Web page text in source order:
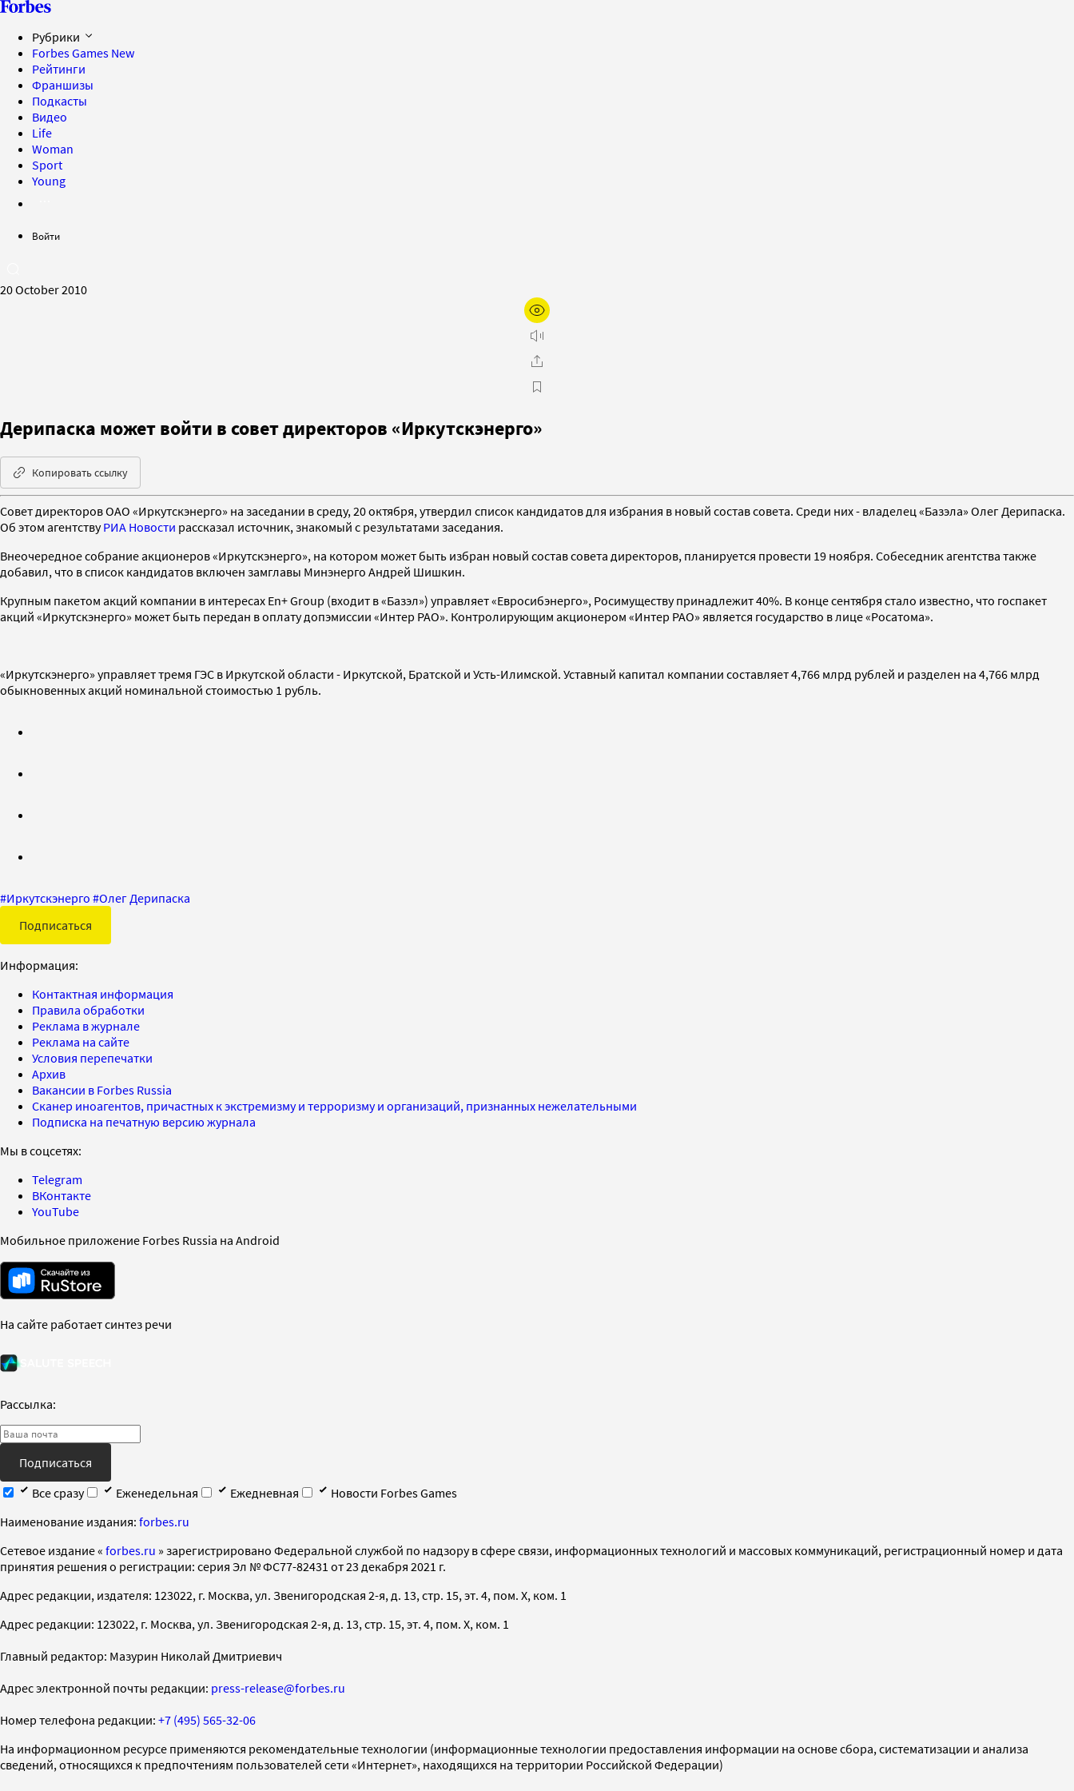
Рубрики
Forbes Games New
Рейтинги
Франшизы
Подкасты
Видео
Life
Woman
Sport
Young
Войти
20 October 2010
Дерипаска может войти в совет директоров «Иркутскэнерго»
Копировать ссылку
Совет директоров ОАО «Иркутскэнерго» на заседании в среду, 20 октября, утвердил список кандидатов для избрания в новый состав совета. Среди них - владелец «Базэла» Олег Дерипаска.
Об этом агентствуРИА Новости рассказал источник, знакомый с результатами заседания.
Внеочередное собрание акционеров «Иркутскэнерго», на котором может быть избран новый состав совета директоров, планируется провести 19 ноября. Собеседник агентства также
добавил, что в список кандидатов включен замглавы Минэнерго Андрей Шишкин.
Крупным пакетом акций компании в интересах En+ Group (входит в «Базэл») управляет «Евросибэнерго», Росимуществу принадлежит 40%. В конце сентября стало известно, что госпакет
акций «Иркутскэнерго» может быть передан в оплату допэмиссии «Интер РАО». Контролирующим акционером «Интер РАО» является государство в лице «Росатома».
«Иркутскэнерго» управляет тремя ГЭС в Иркутской области - Иркутской, Братской и Усть-Илимской. Уставный капитал компании составляет 4,766 млрд рублей и разделен на 4,766 млрд
обыкновенных акций номинальной стоимостью 1 рубль.
#Иркутскэнерго #Олег Дерипаска
Подписаться
Информация:
Контактная информация
Правила обработки
Реклама в журнале
Реклама на сайте
Условия перепечатки
Архив
Вакансии в Forbes Russia
Сканер иноагентов, причастных к экстремизму и терроризму и организаций, признанных нежелательными
Подписка на печатную версию журнала
Мы в соцсетях:
Telegram
ВКонтакте
YouTube
Мобильное приложение Forbes Russia на Android
На сайте работает синтез речи
Рассылка:
Подписаться
Все сразу
Еженедельная Ежедневная
Новости Forbes Games
Наименование издания: forbes.ru
Cетевое издание « forbes.ru » зарегистрировано Федеральной службой по надзору в сфере связи, информационных технологий и массовых коммуникаций, регистрационный номер и дата
принятия решения о регистрации: серия Эл № ФС77-82431 от 23 декабря 2021 г.
Адрес редакции, издателя: 123022, г. Москва, ул. Звенигородская 2-я, д. 13, стр. 15, эт. 4, пом. X, ком. 1
Адрес редакции: 123022, г. Москва, ул. Звенигородская 2-я, д. 13, стр. 15, эт. 4, пом. X, ком. 1
Главный редактор: Мазурин Николай Дмитриевич
Адрес электронной почты редакции: press-release@forbes.ru
Номер телефона редакции: +7 (495) 565-32-06
На информационном ресурсе применяются рекомендательные технологии (информационные технологии предоставления информации на основе сбора, систематизации и анализа
сведений, относящихся к предпочтениям пользователей сети «Интернет», находящихся на территории Российской Федерации)